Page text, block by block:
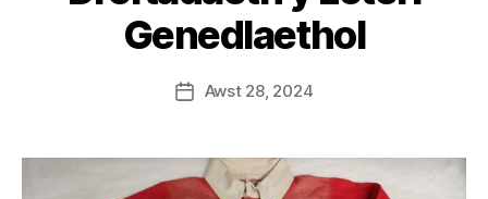
Genedlaethol
Post
author
e
v
G
n
t
PostAwst 28, 2024